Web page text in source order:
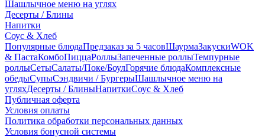
Шашлычное меню на углях
Десерты / Блины
Напитки
Соус & Хлеб
Популярные блюдаПредзаказ за 5 часовШаурмаЗакускиWOK
& ПастаКомбоПиццаРоллыЗапеченные роллыТемпурные
роллыСетыCалаты/Поке/БоулГорячие блюдаКомплексные
обедыСупыСэндвичи / БургерыШашлычное меню на
угляхДесерты / БлиныНапиткиСоус & Хлеб
Публичная оферта
Условия оплаты
Политика обработки персональных данных
Условия бонусной системы